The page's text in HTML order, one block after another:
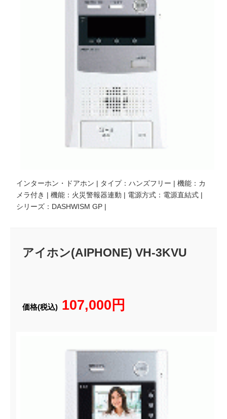
インターホン・ドアホン | タイプ：ハンズフリー | 機能：カ
メラ付き | 機能：火災警報器連動 | 電源方式：電源直結式 |
シリーズ：DASHWISM GP |
アイホン(AIPHONE) VH-3KVU
価格(税込)107,000円